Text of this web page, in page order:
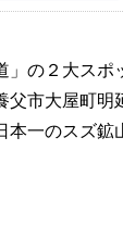
」の２大ス
父市大屋町明
本一のスズ